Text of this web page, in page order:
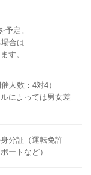
予定。
合は
す。
人数：4対4）
によっては男女差
分証（運転免許
ートなど）